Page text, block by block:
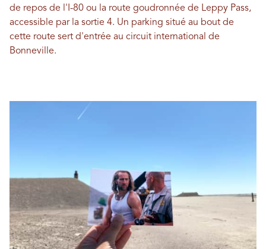
de repos de l'I-80 ou la route goudronnée de Leppy Pass,
accessible par la sortie 4. Un parking situé au bout de
cette route sert d'entrée au circuit international de
Bonneville.